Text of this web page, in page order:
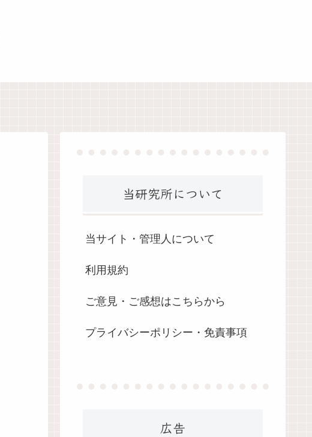
当研究所について
当サイト・管理人について
利用規約
ご意見・ご感想はこちらから
プライバシーポリシー・免責事項
広告